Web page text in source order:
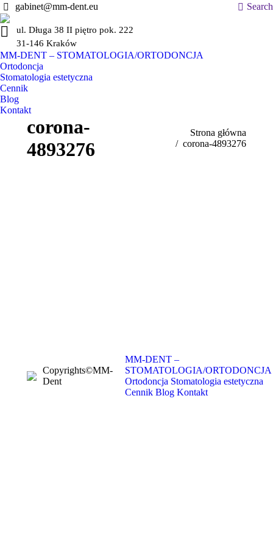
gabinet@mm-dent.eu Szukaj:
Search
ul. Długa 38 II piętro pok. 222
31-146 Kraków
MM-DENT – STOMATOLOGIA/ORTODONCJA
Ortodoncja
Stomatologia estetyczna
Cennik
Blog
Kontakt
corona-
4893276
Strona główna
corona-4893276
Copyrights©MM-
Dent
MM-DENT –
STOMATOLOGIA/ORTODONCJA
Ortodoncja Stomatologia estetyczna
Cennik Blog Kontakt